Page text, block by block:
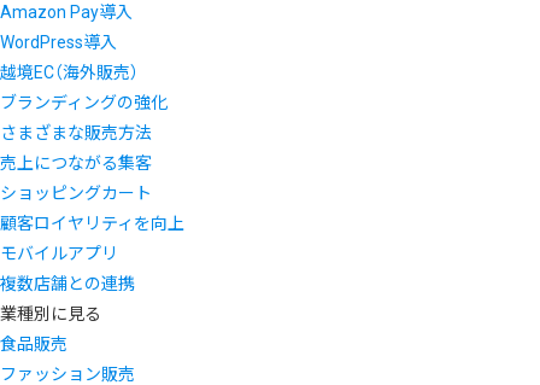
Amazon Pay導入
WordPress導入
越境EC（海外販売）
ブランディングの強化
さまざまな販売方法
売上につながる集客
ショッピングカート
顧客ロイヤリティを向上
モバイルアプリ
複数店舗との連携
業種別に見る
食品販売
ファッション販売